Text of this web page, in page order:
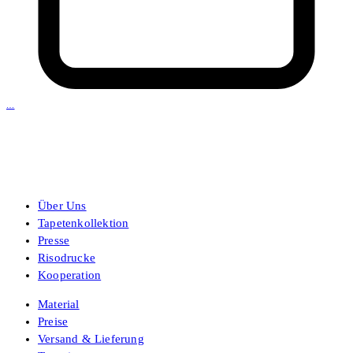
Über Uns
Tapetenkollektion
Presse
Risodrucke
Kooperation
Material
Preise
Versand & Lieferung